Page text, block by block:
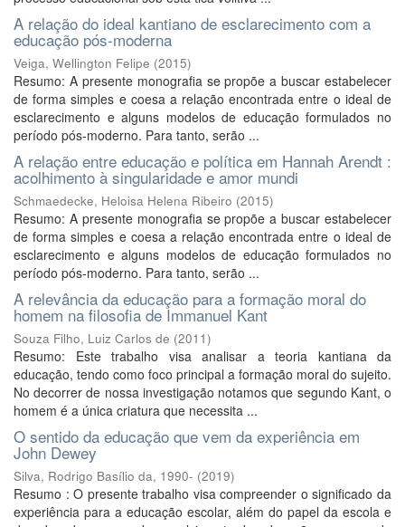
A relação do ideal kantiano de esclarecimento com a
educação pós-moderna
Veiga, Wellington Felipe (2015)
Resumo: A presente monografia se propõe a buscar estabelecer
de forma simples e coesa a relação encontrada entre o ideal de
esclarecimento e alguns modelos de educação formulados no
período pós-moderno. Para tanto, serão ...
A relação entre educação e política em Hannah Arendt :
acolhimento à singularidade e amor mundi
Schmaedecke, Heloisa Helena Ribeiro (2015)
Resumo: A presente monografia se propõe a buscar estabelecer
de forma simples e coesa a relação encontrada entre o ideal de
esclarecimento e alguns modelos de educação formulados no
período pós-moderno. Para tanto, serão ...
A relevância da educação para a formação moral do
homem na filosofia de Immanuel Kant
Souza Filho, Luiz Carlos de (2011)
Resumo: Este trabalho visa analisar a teoria kantiana da
educação, tendo como foco principal a formação moral do sujeito.
No decorrer de nossa investigação notamos que segundo Kant, o
homem é a única criatura que necessita ...
O sentido da educação que vem da experiência em
John Dewey
Silva, Rodrigo Basílio da, 1990- (2019)
Resumo : O presente trabalho visa compreender o significado da
experiência para a educação escolar, além do papel da escola e